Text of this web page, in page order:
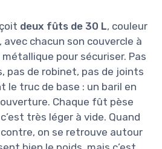
deux fûts de 30 L, couleur
avec chacun son couvercle à
pour sécuriser. Pas
pas de robinet, pas de joints
le truc de base : un baril en
Chaque fût pèse
très léger à vide. Quand
contre, on se retrouve autour